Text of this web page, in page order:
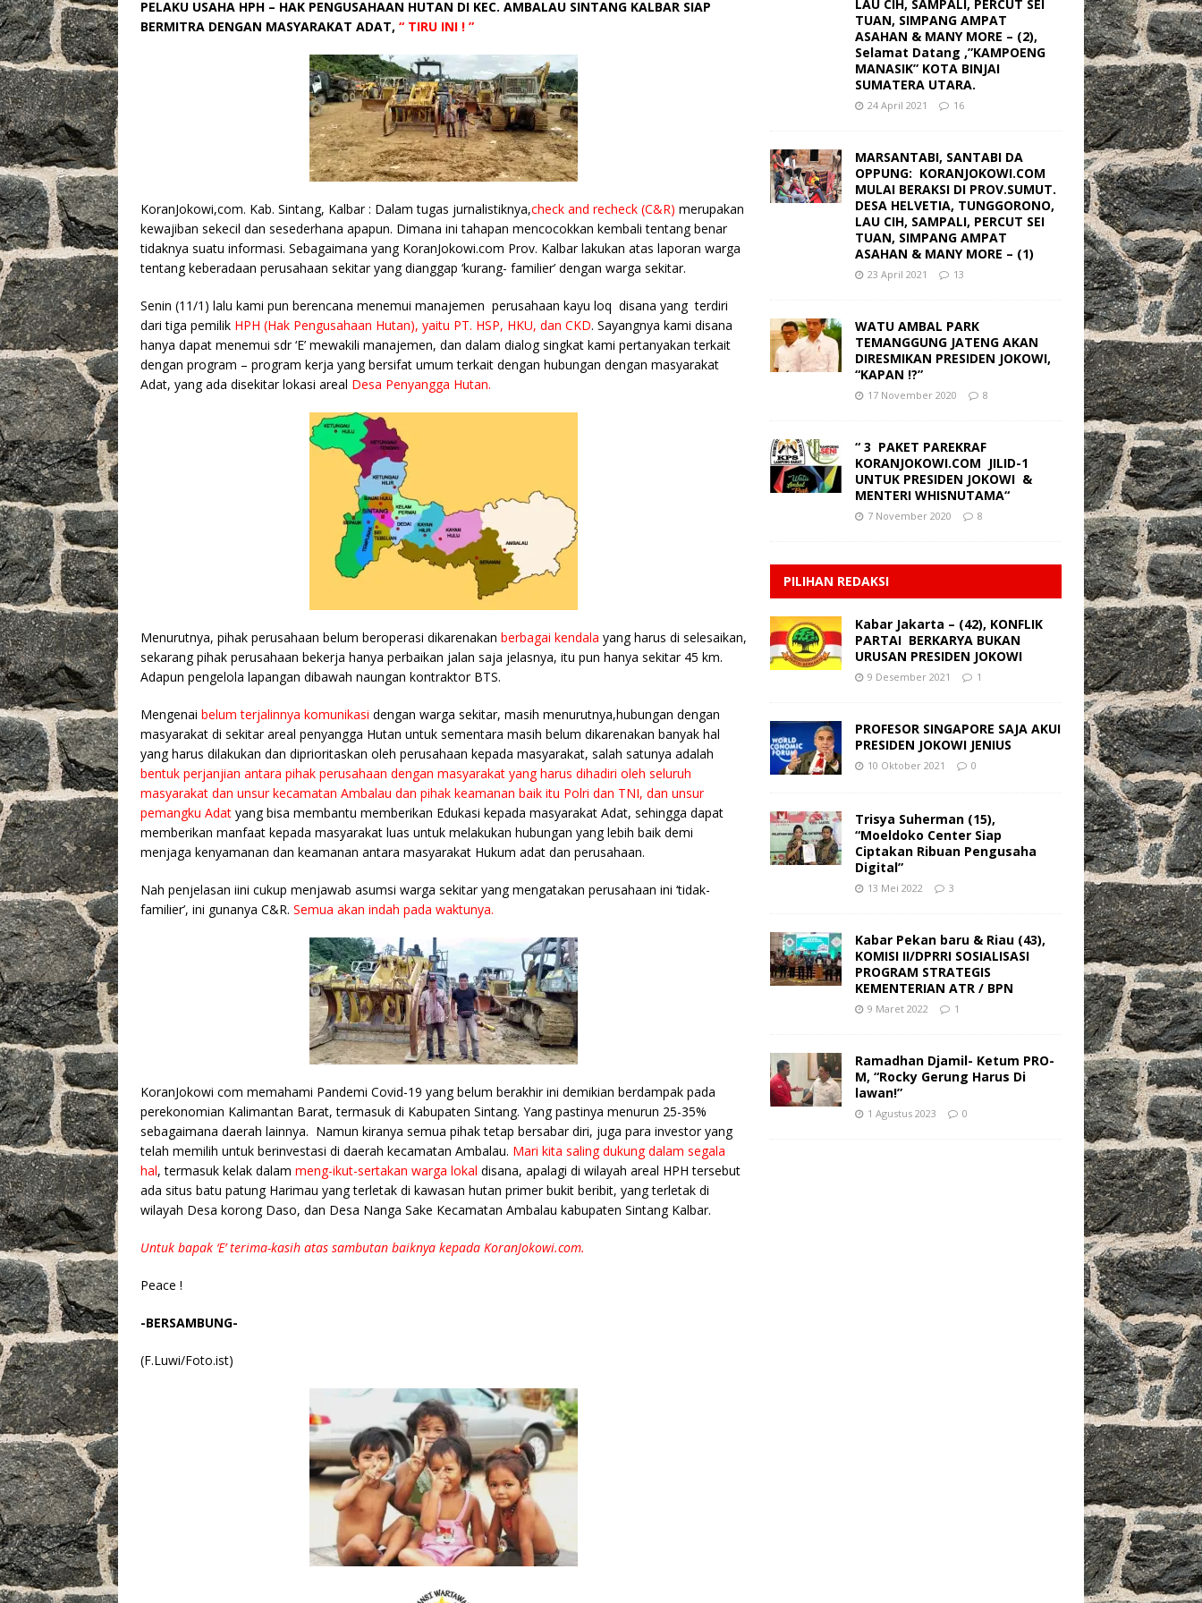
c it ai at p
y
Li
n
k
k
a
o
e y
p
e
ss
e
n
g
e
r
ar
e
PELAKU USAHA HPH – HAK PENGUSAHAAN HUTAN DI KEC. AMBALAU SINTANG KALBAR SIAP
BERMITRA DENGAN MASYARAKAT ADAT, “ TIRU INI ! ”
KoranJokowi,com. Kab. Sintang, Kalbar : Dalam tugas jurnalistiknya,check and recheck (C&R) merupakan
kewajiban sekecil dan sesederhana apapun. Dimana ini tahapan mencocokkan kembali tentang benar
tidaknya suatu informasi. Sebagaimana yang KoranJokowi.com Prov. Kalbar lakukan atas laporan warga
tentang keberadaan perusahaan sekitar yang dianggap ‘kurang- familier’ dengan warga sekitar.
Senin (11/1) lalu kami pun berencana menemui manajemen perusahaan kayu loq disana yang terdiri
dari tiga pemilik HPH (Hak Pengusahaan Hutan), yaitu PT. HSP, HKU, dan CKD. Sayangnya kami disana
hanya dapat menemui sdr ‘E’ mewakili manajemen, dan dalam dialog singkat kami pertanyakan terkait
dengan program – program kerja yang bersifat umum terkait dengan hubungan dengan masyarakat
Adat, yang ada disekitar lokasi areal Desa Penyangga Hutan.
Menurutnya, pihak perusahaan belum beroperasi dikarenakan berbagai kendala yang harus di selesaikan,
sekarang pihak perusahaan bekerja hanya perbaikan jalan saja jelasnya, itu pun hanya sekitar 45 km.
Adapun pengelola lapangan dibawah naungan kontraktor BTS.
Mengenai belum terjalinnya komunikasi dengan warga sekitar, masih menurutnya,hubungan dengan
masyarakat di sekitar areal penyangga Hutan untuk sementara masih belum dikarenakan banyak hal
yang harus dilakukan dan diprioritaskan oleh perusahaan kepada masyarakat, salah satunya adalah
bentuk perjanjian antara pihak perusahaan dengan masyarakat yang harus dihadiri oleh seluruh
masyarakat dan unsur kecamatan Ambalau dan pihak keamanan baik itu Polri dan TNI, dan unsur
pemangku Adat yang bisa membantu memberikan Edukasi kepada masyarakat Adat, sehingga dapat
memberikan manfaat kepada masyarakat luas untuk melakukan hubungan yang lebih baik demi
menjaga kenyamanan dan keamanan antara masyarakat Hukum adat dan perusahaan.
Nah penjelasan iini cukup menjawab asumsi warga sekitar yang mengatakan perusahaan ini ‘tidak-
familier’, ini gunanya C&R. Semua akan indah pada waktunya.
KoranJokowi com memahami Pandemi Covid-19 yang belum berakhir ini demikian berdampak pada
perekonomian Kalimantan Barat, termasuk di Kabupaten Sintang. Yang pastinya menurun 25-35%
sebagaimana daerah lainnya. Namun kiranya semua pihak tetap bersabar diri, juga para investor yang
telah memilih untuk berinvestasi di daerah kecamatan Ambalau. Mari kita saling dukung dalam segala
hal, termasuk kelak dalam meng-ikut-sertakan warga lokal disana, apalagi di wilayah areal HPH tersebut
ada situs batu patung Harimau yang terletak di kawasan hutan primer bukit beribit, yang terletak di
wilayah Desa korong Daso, dan Desa Nanga Sake Kecamatan Ambalau kabupaten Sintang Kalbar.
Untuk bapak ‘E’ terima-kasih atas sambutan baiknya kepada KoranJokowi.com.
Peace !
-BERSAMBUNG-
(F.Luwi/Foto.ist)
LAU CIH, SAMPALI, PERCUT SEI
TUAN, SIMPANG AMPAT
ASAHAN & MANY MORE – (2),
Selamat Datang ,”KAMPOENG
MANASIK” KOTA BINJAI
SUMATERA UTARA.
24 April 2021 16
MARSANTABI, SANTABI DA
OPPUNG: KORANJOKOWI.COM
MULAI BERAKSI DI PROV.SUMUT.
DESA HELVETIA, TUNGGORONO,
LAU CIH, SAMPALI, PERCUT SEI
TUAN, SIMPANG AMPAT
ASAHAN & MANY MORE – (1)
23 April 2021 13
WATU AMBAL PARK
TEMANGGUNG JATENG AKAN
DIRESMIKAN PRESIDEN JOKOWI,
“KAPAN !?”
17 November 2020 8
“ 3 PAKET PAREKRAF
KORANJOKOWI.COM JILID-1
UNTUK PRESIDEN JOKOWI &
MENTERI WHISNUTAMA“
7 November 2020 8
PILIHAN REDAKSI
Kabar Jakarta – (42), KONFLIK
PARTAI BERKARYA BUKAN
URUSAN PRESIDEN JOKOWI
9 Desember 2021 1
PROFESOR SINGAPORE SAJA AKUI
PRESIDEN JOKOWI JENIUS
10 Oktober 2021 0
Trisya Suherman (15),
“Moeldoko Center Siap
Ciptakan Ribuan Pengusaha
Digital”
13 Mei 2022 3
Kabar Pekan baru & Riau (43),
KOMISI II/DPRRI SOSIALISASI
PROGRAM STRATEGIS
KEMENTERIAN ATR / BPN
9 Maret 2022 1
Ramadhan Djamil- Ketum PRO-
M, “Rocky Gerung Harus Di
lawan!”
1 Agustus 2023 0